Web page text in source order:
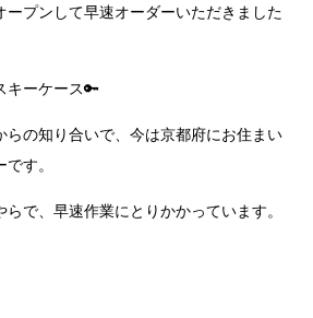
ープンして早速オーダーいただきました
キーケース🔑
らの知り合いで、今は京都府にお住まい
す。
で、早速作業にとりかかっています。